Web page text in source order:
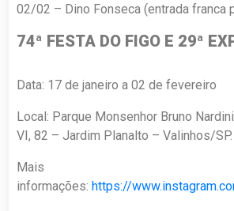
02/02 – Dino Fonseca (entrada franca
74ª FESTA DO FIGO E 29ª
Data: 17 de janeiro a 02 de fevereiro
Local: Parque Monsenhor Bruno
VI, 82 – Jardim Planalto – Valinhos/SP.
Mais
informações:https://